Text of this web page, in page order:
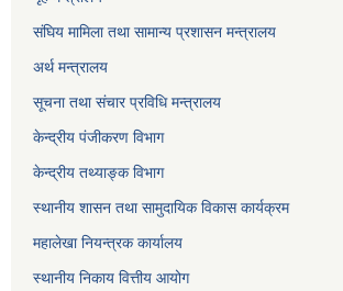
संघिय मामिला तथा सामान्य प्रशासन मन्त्रालय
अर्थ मन्त्रालय
सूचना तथा संचार प्रविधि मन्त्रालय
केन्द्रीय पंजीकरण विभाग
केन्द्रीय तथ्याङ्क विभाग
स्थानीय शासन तथा सामुदायिक विकास कार्यक्रम
महालेखा नियन्त्रक कार्यालय
स्थानीय निकाय वित्तीय आयोग